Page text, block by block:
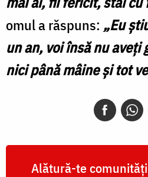
omul a răspuns: „Eu
un an, voi însă nu aveți
nici până mâine și tot
Alătură-te